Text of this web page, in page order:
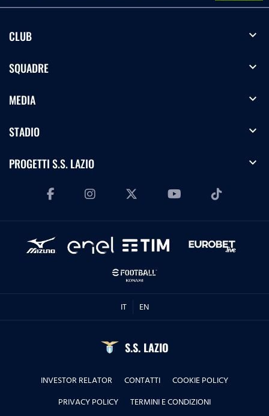
CLUB expand_more
SQUADRE expand_more
MEDIA expand_more
STADIO expand_more
PROGETTI S.S. LAZIO expand_more
IT EN
S.S. LAZIO
INVESTOR RELATOR CONTATTI
COOKIE POLICY
PRIVACY POLICY
TERMINI E CONDIZIONI